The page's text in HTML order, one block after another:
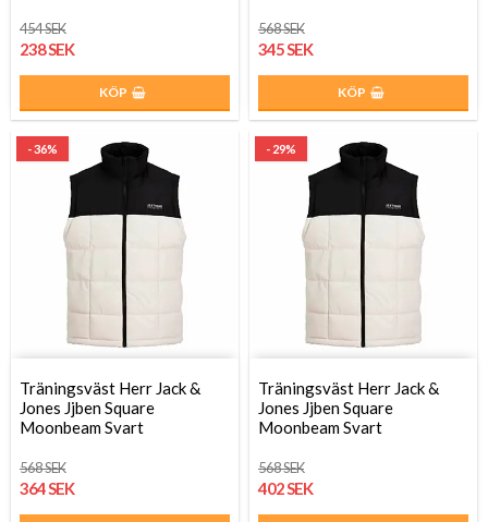
454 SEK
238 SEK
KÖP
568 SEK
345 SEK
KÖP
- 36%
Träningsväst Herr Jack &
Jones Jjben Square
Moonbeam Svart
568 SEK
364 SEK
- 29%
Träningsväst Herr Jack &
Jones Jjben Square
Moonbeam Svart
568 SEK
402 SEK